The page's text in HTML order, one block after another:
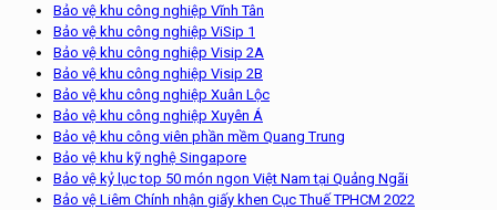
Bảo vệ khu công nghiệp Vĩnh Tân
Bảo vệ khu công nghiệp ViSip 1
Bảo vệ khu công nghiệp Visip 2A
Bảo vệ khu công nghiệp Visip 2B
Bảo vệ khu công nghiệp Xuân Lộc
Bảo vệ khu công nghiệp Xuyên Á
Bảo vệ khu công viên phần mềm Quang Trung
Bảo vệ khu kỹ nghệ Singapore
Bảo vệ kỷ lục top 50 món ngon Việt Nam tại Quảng Ngãi
Bảo vệ Liêm Chính nhận giấy khen Cục Thuế TPHCM 2022